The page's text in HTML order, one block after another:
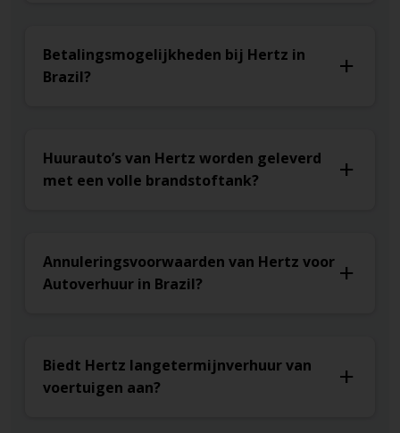
Betalingsmogelijkheden bij Hertz in
Brazil?
Huurauto’s van Hertz worden geleverd
met een volle brandstoftank?
Annuleringsvoorwaarden van Hertz voor
Autoverhuur in Brazil?
Biedt Hertz langetermijnverhuur van
voertuigen aan?